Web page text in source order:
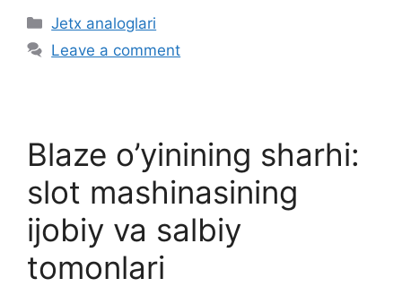
C
a
e
s
Jetx analoglari
Leave a comment
Blaze o’yinining sharhi:
slot mashinasining
ijobiy va salbiy
tomonlari